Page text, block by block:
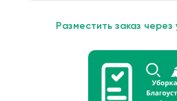
Разместить заказ